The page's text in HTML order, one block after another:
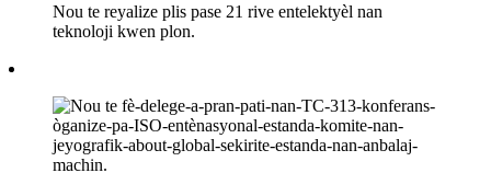
Nou te reyalize plis pase 21 rive entelektyèl nan
teknoloji kwen plon.